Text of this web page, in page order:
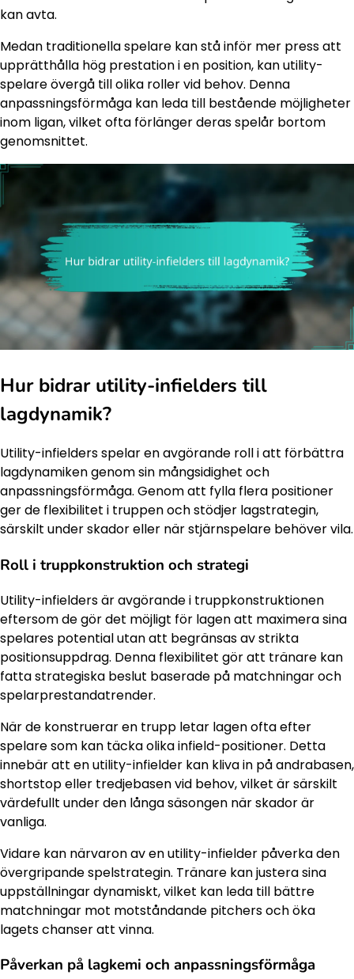
kan avta.
Medan traditionella spelare kan stå inför mer press att
upprätthålla hög prestation i en position, kan utility-
spelare övergå till olika roller vid behov. Denna
anpassningsförmåga kan leda till bestående möjligheter
inom ligan, vilket ofta förlänger deras spelår bortom
genomsnittet.
Hur bidrar utility-infielders till
lagdynamik?
Utility-infielders spelar en avgörande roll i att förbättra
lagdynamiken genom sin mångsidighet och
anpassningsförmåga. Genom att fylla flera positioner
ger de flexibilitet i truppen och stödjer lagstrategin,
särskilt under skador eller när stjärnspelare behöver vila.
Roll i truppkonstruktion och strategi
Utility-infielders är avgörande i truppkonstruktionen
eftersom de gör det möjligt för lagen att maximera sina
spelares potential utan att begränsas av strikta
positionsuppdrag. Denna flexibilitet gör att tränare kan
fatta strategiska beslut baserade på matchningar och
spelarprestandatrender.
När de konstruerar en trupp letar lagen ofta efter
spelare som kan täcka olika infield-positioner. Detta
innebär att en utility-infielder kan kliva in på andrabasen,
shortstop eller tredjebasen vid behov, vilket är särskilt
värdefullt under den långa säsongen när skador är
vanliga.
Vidare kan närvaron av en utility-infielder påverka den
övergripande spelstrategin. Tränare kan justera sina
uppställningar dynamiskt, vilket kan leda till bättre
matchningar mot motståndande pitchers och öka
lagets chanser att vinna.
Påverkan på lagkemi och anpassningsförmåga